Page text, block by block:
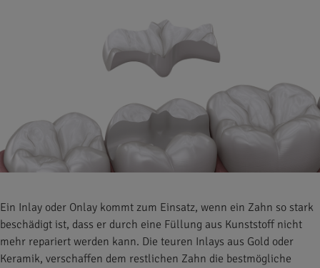
Ein Inlay oder Onlay kommt zum Einsatz, wenn ein Zahn so stark
beschädigt ist, dass er durch eine Füllung aus Kunststoff nicht
mehr repariert werden kann. Die teuren Inlays aus Gold oder
Keramik, verschaffen dem restlichen Zahn die bestmögliche